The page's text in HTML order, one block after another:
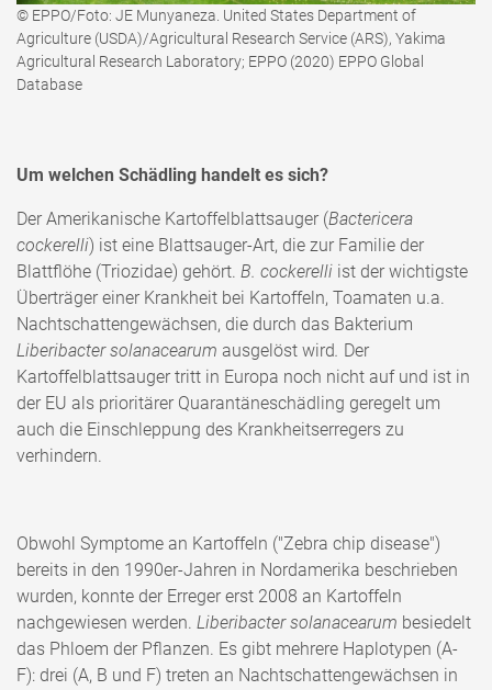
© EPPO/Foto: JE Munyaneza. United States Department of
Agriculture (USDA)/Agricultural Research Service (ARS), Yakima
Agricultural Research Laboratory; EPPO (2020) EPPO Global
Database
Um welchen Schädling handelt es sich?
Der Amerikanische Kartoffelblattsauger (Bactericera
cockerelli) ist eine Blattsauger-Art, die zur Familie der
Blattflöhe (Triozidae) gehört. B. cockerelli ist der wichtigste
Überträger einer Krankheit bei Kartoffeln, Toamaten u.a.
Nachtschattengewächsen, die durch das Bakterium
Liberibacter solanacearum ausgelöst wird. Der
Kartoffelblattsauger tritt in Europa noch nicht auf und ist in
der EU als prioritärer Quarantäneschädling geregelt um
auch die Einschleppung des Krankheitserregers zu
verhindern.
Obwohl Symptome an Kartoffeln ("Zebra chip disease")
bereits in den 1990er-Jahren in Nordamerika beschrieben
wurden, konnte der Erreger erst 2008 an Kartoffeln
nachgewiesen werden. Liberibacter solanacearum besiedelt
das Phloem der Pflanzen. Es gibt mehrere Haplotypen (A-
F): drei (A, B und F) treten an Nachtschattengewächsen in